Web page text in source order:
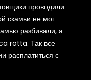
проводили
скамьи не мог
разбивали, а
rotta. Так все
расплатиться с